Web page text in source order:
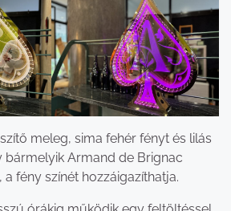
meleg, sima fehér fényt és lilás
bármelyik Armand de Brignac
fény színét hozzáigazíthatja.